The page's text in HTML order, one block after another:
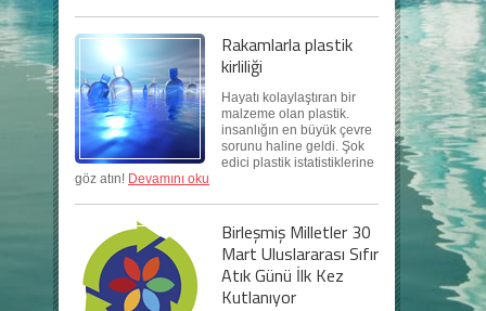
Rakamlarla plastik
kirliliği
Hayatı kolaylaştıran bir
malzeme olan plastik.
insanlığın en büyük çevre
sorunu haline geldi. Şok
edici plastik istatistiklerine
göz atın! Devamını oku
Birleşmiş Milletler 30
Mart Uluslararası Sıfır
Atık Günü İlk Kez
Kutlanıyor